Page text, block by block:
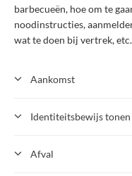
barbecueën, hoe om te
noodinstructies,
wat te doen bij vertrek,
Aankomst
Identiteitsbewijs tonen
Afval